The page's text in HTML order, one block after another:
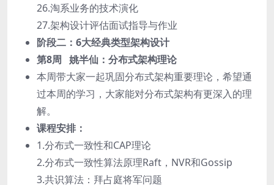
26.淘系业务的技术演化
27.架构设计评估面试指导与作业
阶段二：6大经典类型架构设计
第8周 姚半仙：分布式架构理论
本周带大家一起巩固分布式架构重要理论，希望通
过本周的学习，大家能对分布式架构有更深入的理
解。
课程安排：
1.分布式一致性和CAP理论
2.分布式一致性算法原理Raft，NVR和Gossip
3.共识算法：拜占庭将军问题